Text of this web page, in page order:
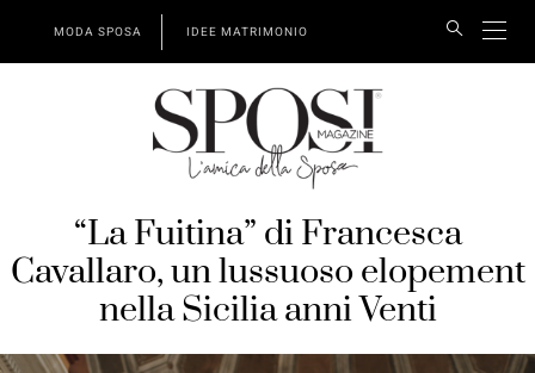
MODA SPOSA IDEE MATRIMONIO
“La Fuitina” di Francesca
Cavallaro, un lussuoso elopement
nella Sicilia anni Venti